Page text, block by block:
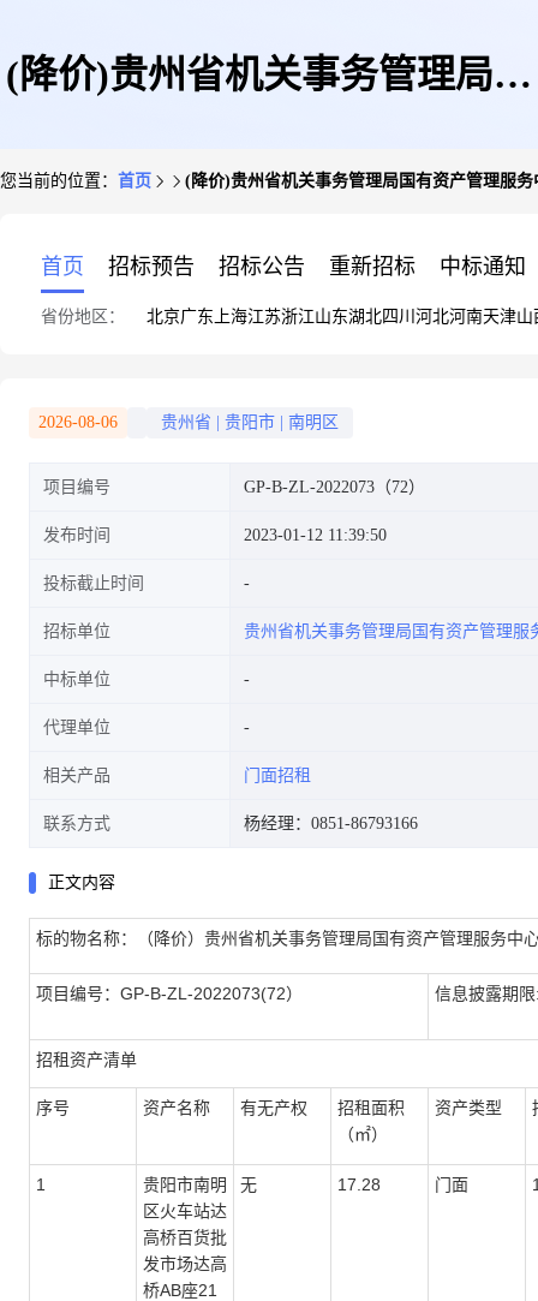
(降价)贵州省机关事务管理局国
高桥AB座21号门面招租
您当前的位置： 首页 (降价)贵州省机关事务管理局国有资产管理服
首页 招标预告 招标公告 重新招标 中标通知
省份地区： 北京广东 上海江苏浙江山东湖北四川 河北河南天津山
2026-08-06 贵州省 贵阳市 南明区
项目编号 GP-B-ZL-2022073（72）
发布时间 2023-01-12 11:39:50
投标截止时间
招标单位 贵州省机关事务管理局国有资产管理服
中标单位
代理单位
相关产品 门面招租
联系方式 杨经理：0851-86793166
正文内容
标的物名称：（降价）贵州省机关事务管理局国有资产管理服务
项目编号：GP-B-ZL-2022073(72） 信息披露期
招租资产清单
序号 资产名称 有无产权
招租面积
（㎡）
资产类型
1
贵阳市南明
区火车站达
高桥百货批
发市场达高
桥AB座21
无 17.28 门面